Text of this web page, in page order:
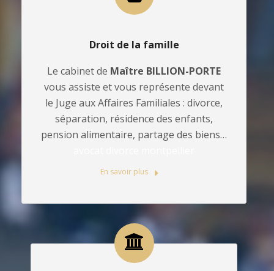
Droit de la famille
Le cabinet de Maître BILLION-PORTE
vous assiste et vous représente devant
le Juge aux Affaires Familiales : divorce,
séparation, résidence des enfants,
pension alimentaire, partage des biens…
En savoir plus